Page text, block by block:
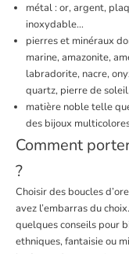
métal : or, argent,
inoxydable…
pierres et minéraux
marine, amazonite,
labradorite, nacre,
quartz, pierre de
matière noble telle
des bijoux
Comment
?
Choisir des boucles
avez l’embarras du
quelques conseils pour
ethniques, fantaisie ou